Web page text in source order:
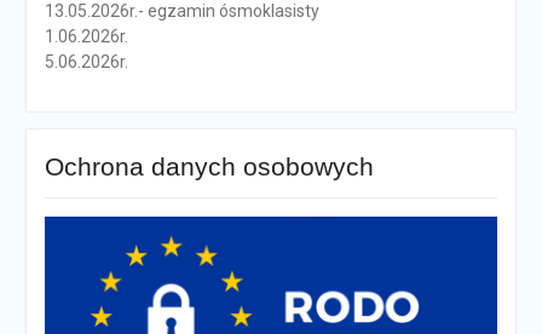
13.05.2026r.- egzamin ósmoklasisty
1.06.2026r.
5.06.2026r.
Ochrona danych osobowych